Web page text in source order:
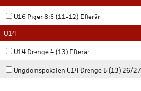
U16 Piger 8:8 (11-12) Efterår
U14
U14 Drenge 4 (13) Efterår
Ungdomspokalen U14 Drenge B (13) 26/27